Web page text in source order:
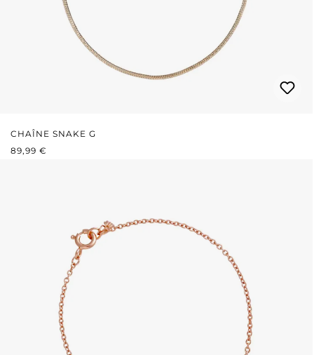
CHAÎNE SNAKE G
PRIX RÉGULIER :
89,99 €